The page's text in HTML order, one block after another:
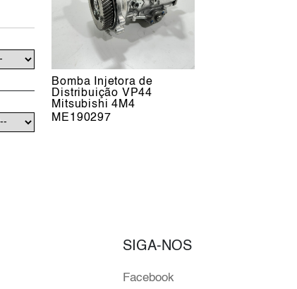
Bomba Injetora de
Distribuição VP44
Mitsubishi 4M4
ME190297
SIGA-NOS
Facebook